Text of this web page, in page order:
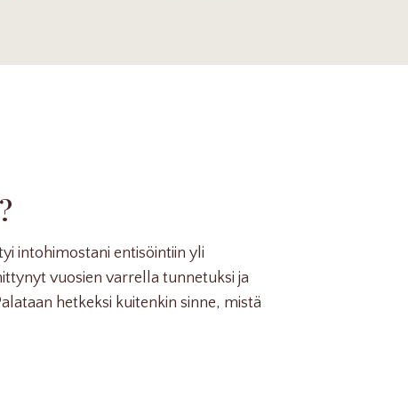
intohimostani entisöintiin yli
vuosien varrella tunnetuksi ja
hetkeksi kuitenkin sinne, mistä